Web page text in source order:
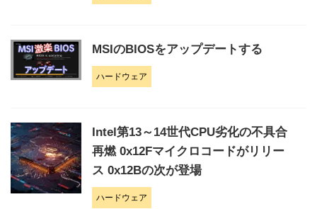
MSIのBIOSをアップデートする
ハードウェア
Intel第13～14世代CPU劣化の不具合
再燃 0x12Fマイクロコードがリリー
ス 0x12Bの次が登場
ハードウェア